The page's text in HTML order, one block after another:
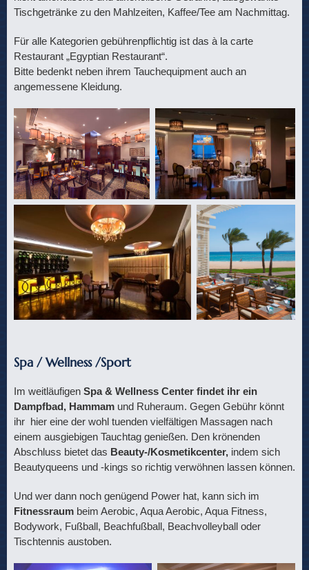
Tischgetränke zu den Mahlzeiten, Kaffee/Tee am Nachmittag.
Für alle Kategorien gebührenpflichtig ist das à la carte
Restaurant „Egyptian Restaurant“.
Bitte bedenkt neben ihrem Tauchequipment auch an
angemessene Kleidung.
Spa / Wellness /Sport
Im weitläufigen Spa & Wellness Center findet ihr ein
Dampfbad, Hammam und Ruheraum. Gegen Gebühr könnt
ihr hier eine der wohl tuenden vielfältigen Massagen nach
einem ausgiebigen Tauchtag genießen. Den krönenden
Abschluss bietet das Beauty-/Kosmetikcenter, indem sich
Beautyqueens und -kings so richtig verwöhnen lassen können.
Und wer dann noch genügend Power hat, kann sich im
Fitnessraum beim Aerobic, Aqua Aerobic, Aqua Fitness,
Bodywork, Fußball, Beachfußball, Beachvolleyball oder
Tischtennis austoben.